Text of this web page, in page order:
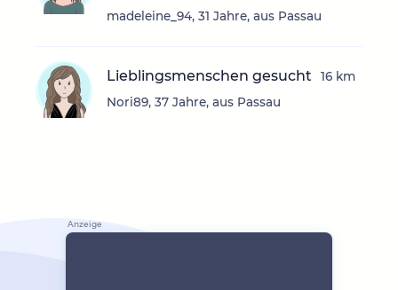
madeleine_94, 31 Jahre, aus Passau
Lieblingsmenschen gesucht
Nori89, 37 Jahre, aus Passau
16 km